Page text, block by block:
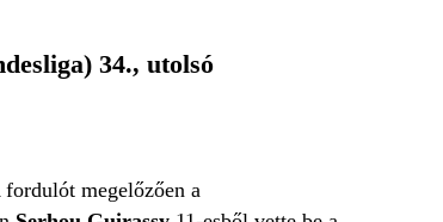
34., utolsó
megelőzően a